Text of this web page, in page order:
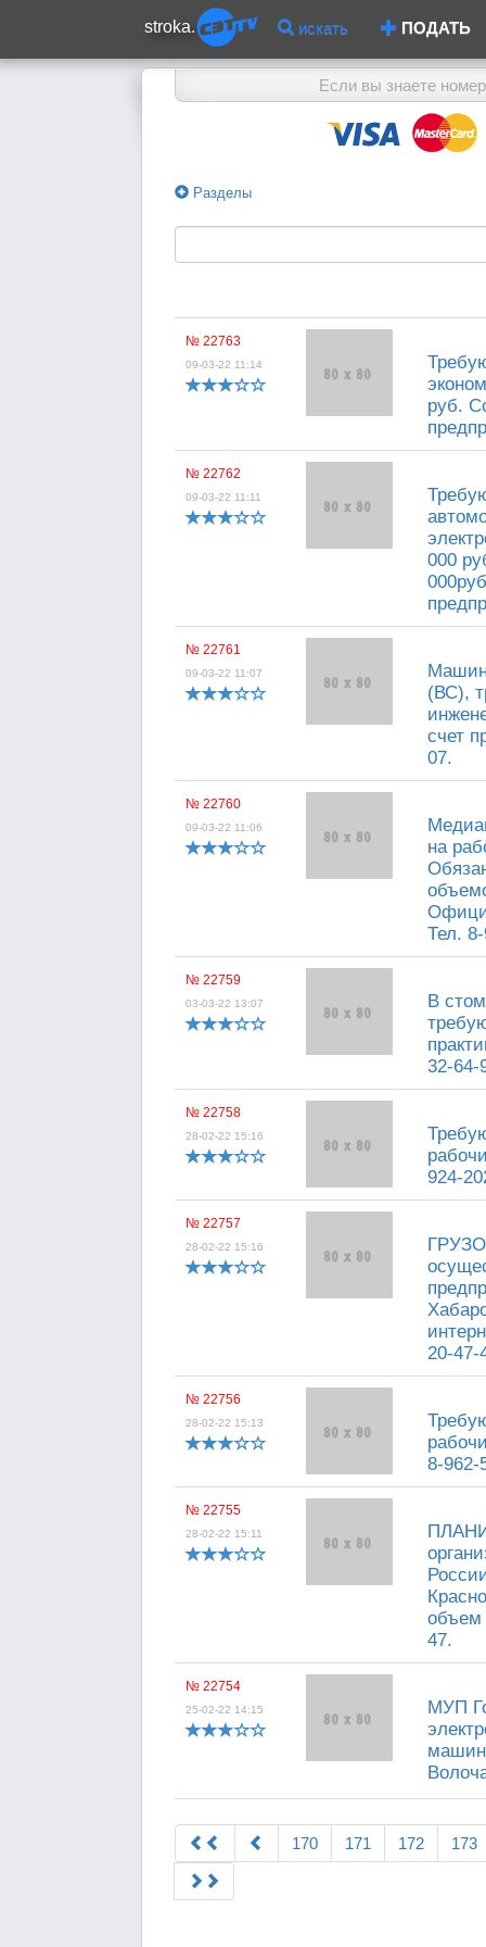
stroka. искать ПОДАТЬ
Если вы знаете
Разделы
№ 22763
09-03-22 11:14
руб.
№ 22762
09-03-22 11:11
000
№ 22761
09-03-22 11:07
(ВС),
счет
07.
№ 22760
09-03-22 11:06
на
Тел.
№ 22759
03-03-22 13:07
В
32-64-
№ 22758
28-02-22 15:16
924-
№ 22757
28-02-22 15:16
20-47-
№ 22756
28-02-22 15:13
8-962-
№ 22755
28-02-22 15:11
объем
47.
№ 22754
25-02-22 14:15
МУП
170 171 172 173